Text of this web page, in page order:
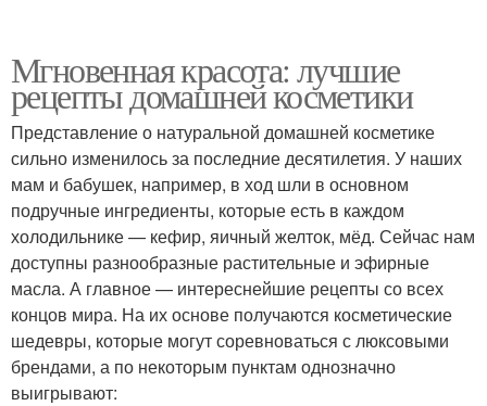
Мгновенная красота: лучшие
рецепты домашней косметики
Представление о натуральной домашней косметике
сильно изменилось за последние десятилетия. У наших
мам и бабушек, например, в ход шли в основном
подручные ингредиенты, которые есть в каждом
холодильнике — кефир, яичный желток, мёд. Сейчас нам
доступны разнообразные растительные и эфирные
масла. А главное — интереснейшие рецепты со всех
концов мира. На их основе получаются косметические
шедевры, которые могут соревноваться с люксовыми
брендами, а по некоторым пунктам однозначно
выигрывают: